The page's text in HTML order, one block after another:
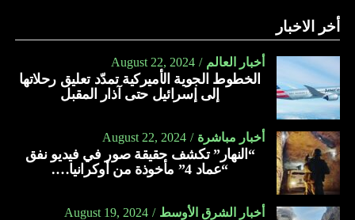
أخر الاخبار
أخبار العالم August 22, 2024
الخطوط الجوية الأميركية تمدّد تعليق رحلاتها
إلى إسرائيل حتى آذار المقبل
أخبار مباشرة August 22, 2024
“النهار” تكشف حقيقة صور في فيديو نفق
“عماد 4” مأخوذة من أوكرانيا….
أخبار الشرق الأوسط August 19, 2024